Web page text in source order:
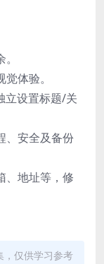
体验。
立设置标题/关
、安全及备份
、地址等，修
，仅供学习参考